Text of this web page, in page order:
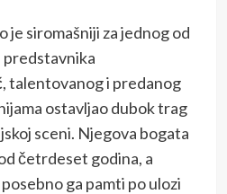
je siromašniji za jednog od
, talentovanog i predanog
ostavljao dubok trag
sceni. Njegova bogata
četrdeset godina, a
ga pamti po ulozi